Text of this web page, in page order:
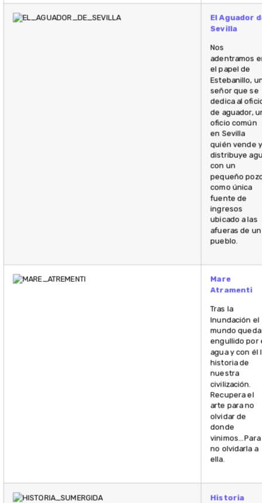
El Aguador
Sevilla
Nos
adentramos
el papel de
Estebanillo,
señor que se
dedica al
de aguador,
oficio común
en Sevilla
quién vende y
distribuye
con un
pequeño
como única
fuente de
ingresos
ubicado a las
afueras de un
pueblo.
Mare
Atramenti
Tras la
Inundación el
mundo queda
engullido por
agua y con él
historia de
nuestra
civilización.
Recupera el
arte para no
olvidar de
donde
vinimos… Para
no olvidarla a
ella.
Historia